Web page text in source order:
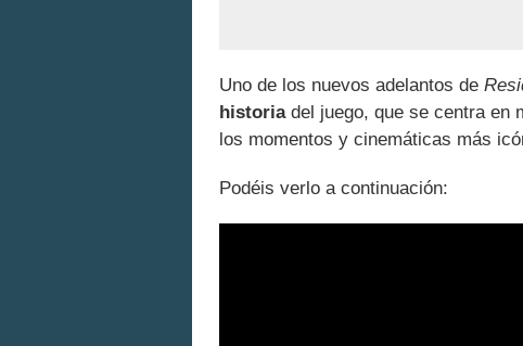
Uno de los nuevos adelantos de
historiadel juego, que se centra en
los momentos y cinemáticas más
Podéis verlo a continuación: